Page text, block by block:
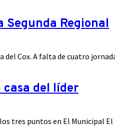
Segunda Regional
Cox. A falta de cuatro
del líder
tres puntos en El Municipal El